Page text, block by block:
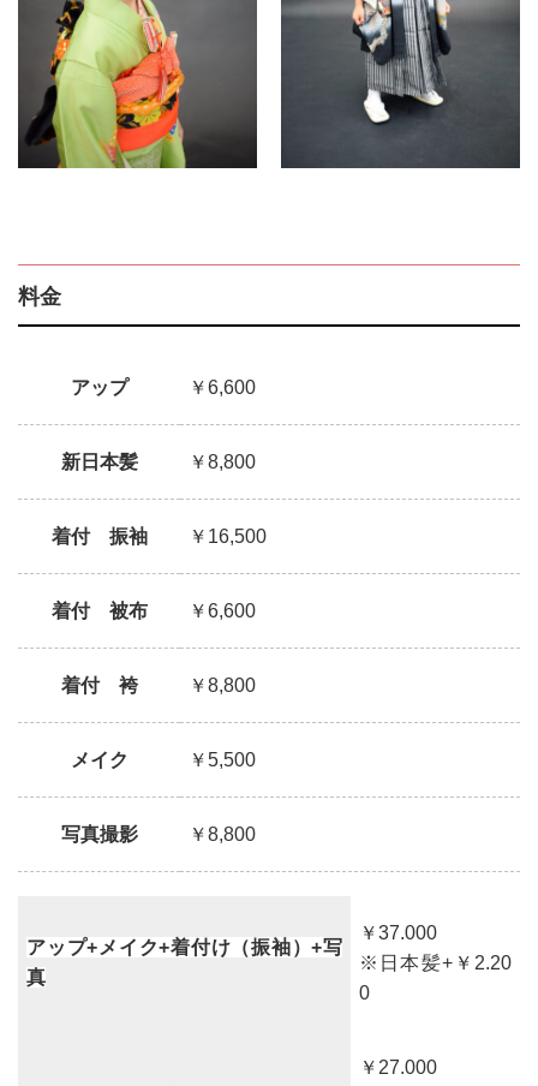
料金
アップ ￥6,600
新日本髪 ￥8,800
着付 振袖 ￥16,500
着付 被布 ￥6,600
着付 袴 ￥8,800
メイク ￥5,500
写真撮影 ￥8,800
アップ+メイク+着付け（振袖）+写
真
￥37.000
※日本髪+￥2.20
0
￥27.000